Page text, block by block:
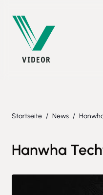
Startseite / News /
Hanwha